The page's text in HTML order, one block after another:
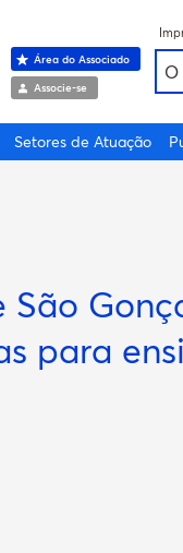
Área do Associado
Associe-se
Setores de Atuação
São
para